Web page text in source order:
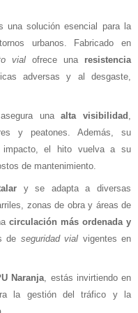
una solución esencial para la
urbanos. Fabricado en
vial ofrece una resistencia
adversas y al desgaste,
unaalta visibilidad
y peatones. Además, su
el hito vuelva a su
de mantenimiento.
y se adapta a diversas
zonas de obra y áreas de
circulación más ordenada y
de seguridad vial vigentes en
Naranja , estás invirtiendo en
la gestión del tráfico y la